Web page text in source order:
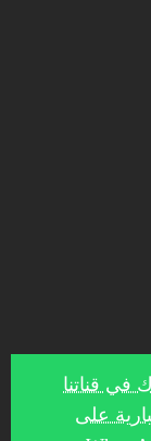
في قناتنا
على